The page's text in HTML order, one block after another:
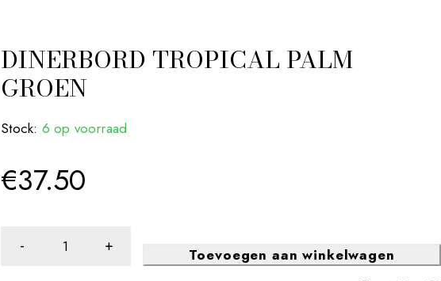
DINERBORD TROPICAL PALM
GROEN
Stock: 6 op voorraad
€37.50
Toevoegen aan winkelwagen